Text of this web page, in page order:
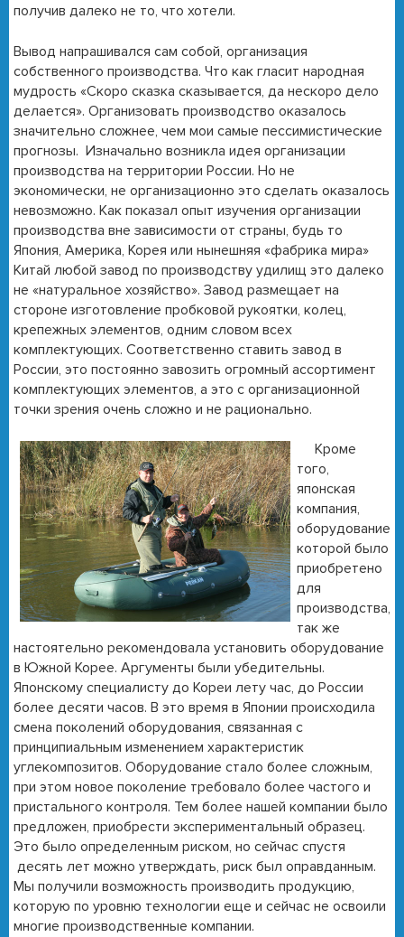
получив далеко не то, что хотели.
Вывод напрашивался сам собой, организация
собственного производства. Что как гласит народная
мудрость «Скоро сказка сказывается, да нескоро дело
делается». Организовать производство оказалось
значительно сложнее, чем мои самые пессимистические
прогнозы. Изначально возникла идея организации
производства на территории России. Но не
экономически, не организационно это сделать оказалось
невозможно. Как показал опыт изучения организации
производства вне зависимости от страны, будь то
Япония, Америка, Корея или нынешняя «фабрика мира»
Китай любой завод по производству удилищ это далеко
не «натуральное хозяйство». Завод размещает на
стороне изготовление пробковой рукоятки, колец,
крепежных элементов, одним словом всех
комплектующих. Соответственно ставить завод в
России, это постоянно завозить огромный ассортимент
комплектующих элементов, а это с организационной
точки зрения очень сложно и не рационально.
Кроме
того,
японская
компания,
оборудование
которой было
приобретено
для
производства,
так же
настоятельно рекомендовала установить оборудование
в Южной Корее. Аргументы были убедительны.
Японскому специалисту до Кореи лету час, до России
более десяти часов. В это время в Японии происходила
смена поколений оборудования, связанная с
принципиальным изменением характеристик
углекомпозитов. Оборудование стало более сложным,
при этом новое поколение требовало более частого и
пристального контроля. Тем более нашей компании было
предложен, приобрести экспериментальный образец.
Это было определенным риском, но сейчас спустя
десять лет можно утверждать, риск был оправданным.
Мы получили возможность производить продукцию,
которую по уровню технологии еще и сейчас не освоили
многие производственные компании.